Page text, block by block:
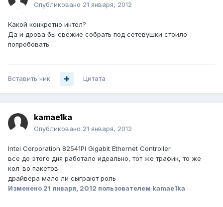
Опубликовано 21 января, 2012
Какой конкретно интел?
Да и дрова бы свежие собрать под сетевушки стоило
попробовать.
Вставить ник Цитата
kamae1ka
Опубликовано 21 января, 2012
Intel Corporation 82541PI Gigabit Ethernet Controller
все до этого дня работало идеально, тот же трафик, то же
кол-во пакетов
драйвера мало ли сыграют роль
Изменено 21 января, 2012 пользователем kamae1ka